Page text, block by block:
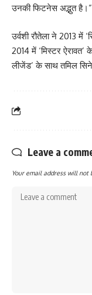
उनकी फिटनेस अद्भुत है।”
उर्वशी रौतेला ने 2013 में
2014 में ‘मिस्टर
लीजेंड’ के साथ तमिल
Leave a
Your email address will not